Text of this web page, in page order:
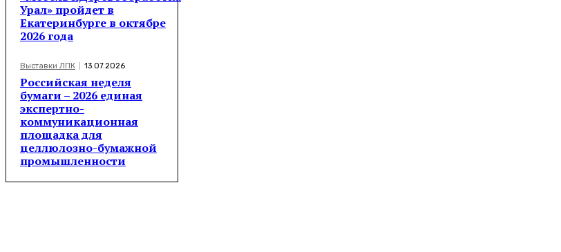
Урал» пройдет в
Екатеринбурге в октябре
2026 года
Выставки ЛПК 13.07.2026
Российская неделя
бумаги – 2026 единая
экспертно-
коммуникационная
площадка для
целлюлозно-бумажной
промышленности